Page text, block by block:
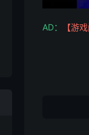
AD： 【游